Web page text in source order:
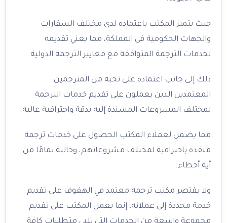
حيث يتميز المكتب باعتماده لدى مختلف السفارات
والجهات الحكومية في المملكة، مما يعني تقديمه
لخدمات الترجمة المتوافقة مع معايير الترجمة الدولية.
ذلك إلى جانب اعتماده على نخبة من المترجمين
المعتمدين الذين يعملون على تقديم خدمات الترجمة
لمختلف المشروعات المسندة إليه بدقة واحترافية عالية.
مما يضمن لعملاء المكتب الحصول على خدمات ترجمة
منفذة باحترافية لمختلف مشروعاتهم، وخالية تمامًا من
أية أخطاء.
ولا يقتصر مكتب ترجمة معتمد في الهفوف على تقديم
خدمة محددة إلى عملائه، إنما يعمل المكتب على تقديم